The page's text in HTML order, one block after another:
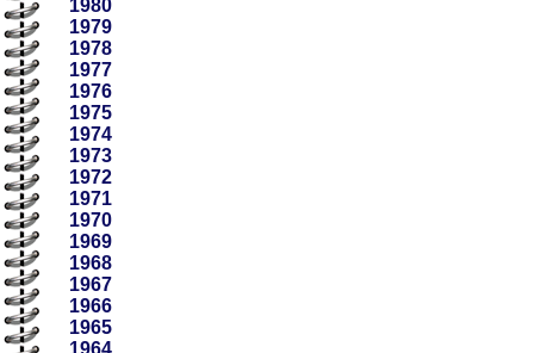
1980
1979
1978
1977
1976
1975
1974
1973
1972
1971
1970
1969
1968
1967
1966
1965